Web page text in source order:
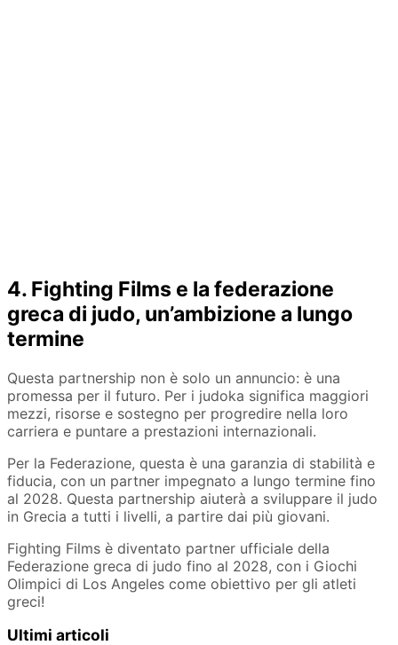
4. Fighting Films e la federazione
greca di judo, un’ambizione a lungo
termine
Questa partnership non è solo un annuncio: è una
promessa per il futuro. Per i judoka significa maggiori
mezzi, risorse e sostegno per progredire nella loro
carriera e puntare a prestazioni internazionali.
Per la Federazione, questa è una garanzia di stabilità e
fiducia, con un partner impegnato a lungo termine fino
al 2028. Questa partnership aiuterà a sviluppare il judo
in Grecia a tutti i livelli, a partire dai più giovani.
Fighting Films è diventato partner ufficiale della
Federazione greca di judo fino al 2028, con i Giochi
Olimpici di Los Angeles come obiettivo per gli atleti
greci!
Ultimi articoli